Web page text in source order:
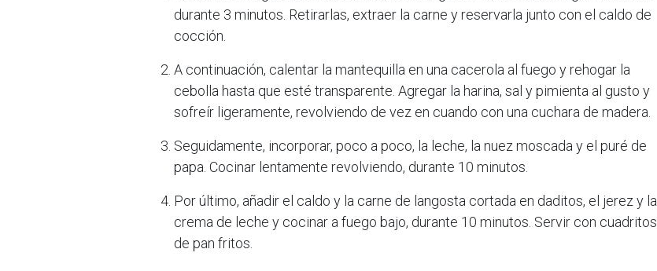
durante 3 minutos. Retirarlas, extraer la carne y reservarla junto con el caldo de
cocción.
A continuación, calentar la mantequilla en una cacerola al fuego y rehogar la
cebolla hasta que esté transparente. Agregar la harina, sal y pimienta al gusto y
sofreír ligeramente, revolviendo de vez en cuando con una cuchara de madera.
Seguidamente, incorporar, poco a poco, la leche, la nuez moscada y el puré de
papa. Cocinar lentamente revolviendo, durante 10 minutos.
Por último, añadir el caldo y la carne de langosta cortada en daditos, el jerez y la
crema de leche y cocinar a fuego bajo, durante 10 minutos. Servir con cuadritos
de pan fritos.